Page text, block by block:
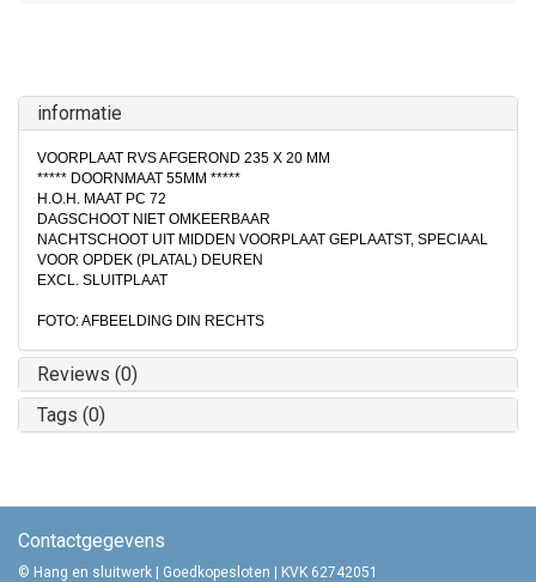
informatie
VOORPLAAT RVS AFGEROND 235 X 20 MM
***** DOORNMAAT 55MM *****
H.O.H. MAAT PC 72
DAGSCHOOT NIET OMKEERBAAR
NACHTSCHOOT UIT MIDDEN VOORPLAAT GEPLAATST, SPECIAAL
VOOR OPDEK (PLATAL) DEUREN
EXCL. SLUITPLAAT
FOTO: AFBEELDING DIN RECHTS
Reviews (0)
Tags (0)
Contactgegevens
© Hang en sluitwerk | Goedkopesloten | KVK 62742051